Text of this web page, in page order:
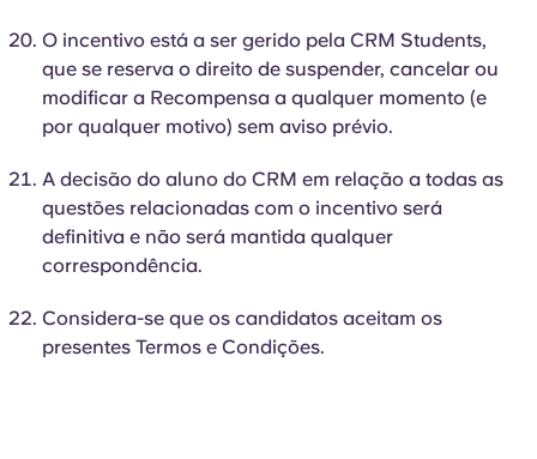
O incentivo está a ser gerido pela CRM Students,
que se reserva o direito de suspender, cancelar ou
modificar a Recompensa a qualquer momento (e
por qualquer motivo) sem aviso prévio.
A decisão do aluno do CRM em relação a todas as
questões relacionadas com o incentivo será
definitiva e não será mantida qualquer
correspondência.
Considera-se que os candidatos aceitam os
presentes Termos e Condições.